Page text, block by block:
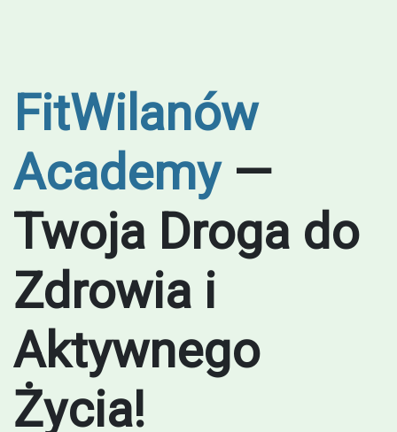
FitWilanów
Academy—
Twoja Droga do
Zdrowia i
Aktywnego
Życia!